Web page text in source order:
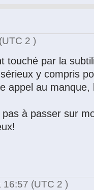
(UTC 2 )
touché par la
y compris
appel au manque,
pas à passer sur
16:57 (UTC 2 )